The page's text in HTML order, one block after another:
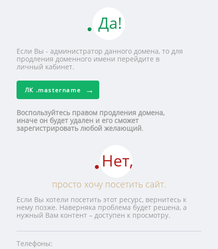
Да!
Если Вы - администратор данного домена, то для
продления доменного имени перейдите в
личный кабинет.
ЛК .mastername
Воспользуйтесь правом продления домена,
иначе он будет удален и его сможет
зарегистрировать любой желающий.
Нет,
просто хочу посетить сайт.
Если Вы хотели посетить этот ресурс, вернитесь к
нему позже. Наверняка проблема будет решена, а
нужный Вам контент – доступен к просмотру.
Телефоны: